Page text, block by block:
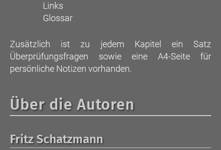
Links
Glossar
Zusätzlich ist zu jedem Kapitel ein Satz
Überprüfungsfragen sowie eine A4-Seite für
persönliche Notizen vorhanden.
Über die Autoren
Fritz Schatzmann